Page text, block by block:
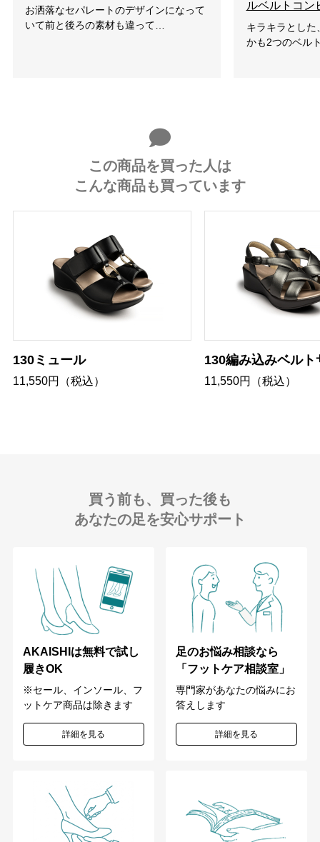
お洒落なセパレートのデザインになって
いて前と後ろの素材も違って…
ルベルトコン
キラキラとし
かも2つのベル
この商品を買った人は
こんな商品も買っています
130ミュール
11,550円（税込）
130編み込みベルト
11,550円（税込）
買う前も、買った後も
あなたの足を安心サポート
AKAISHIは無料で試し
履きOK
※セール、インソール、フ
ットケア商品は除きます
詳細を見る
足のお悩み相談なら
「フットケア相談室」
専門家があなたの悩みにお
答えします
詳細を見る